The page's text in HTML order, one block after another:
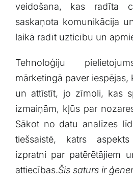
veidošana, kas radīta
‌saskaņota komunikācija
laikā radīt uzticību un
Tehnoloģiju
mārketingā paver ​iespējas,
un attīstīt, jo zīmoli, kas
izmaiņām, kļūs par
Sākot no⁣ datu analīzes​
tiešsaistē, katrs
izpratni⁣ par patērētājiem⁤
attiecības.Šis saturs ⁣ir